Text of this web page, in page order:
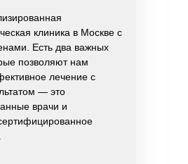
клиника в Москве с
Есть два важных
позволяют нам
лечение с
— это
врачи и